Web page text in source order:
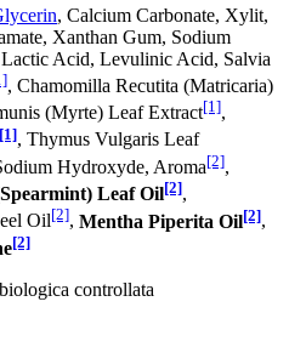
, Calcium Carbonate, Xylit,
Xanthan Gum, Sodium
Acid, Levulinic Acid, Salvia
, Chamomilla Recutita (Matricaria)
(Myrte) Leaf Extract[1],
[1], Thymus Vulgaris Leaf
Hydroxyde, Aroma[2],
Leaf Oil[2],
Oil[2], Mentha Piperita Oil[2],
[2]
controllata